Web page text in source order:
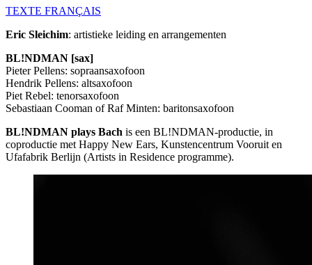
TEXTE FRANÇAIS
Eric Sleichim: artistieke leiding en arrangementen
BL!NDMAN [sax]
Pieter Pellens: sopraansaxofoon
Hendrik Pellens: altsaxofoon
Piet Rebel: tenorsaxofoon
Sebastiaan Cooman of Raf Minten: baritonsaxofoon
BL!NDMAN plays Bach is een BL!NDMAN-productie, in
coproductie met Happy New Ears, Kunstencentrum Vooruit en
Ufafabrik Berlijn (Artists in Residence programme).